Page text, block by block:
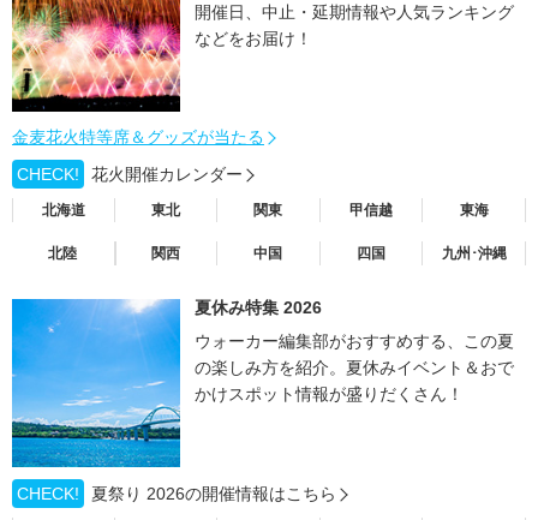
開催日、中止・延期情報や人気ランキング
などをお届け！
金麦花火特等席＆グッズが当たる
CHECK!
花火開催カレンダー
北海道 東北 関東 甲信越 東海
北陸 関西 中国 四国 九州･沖縄
夏休み特集 2026
ウォーカー編集部がおすすめする、この夏
の楽しみ方を紹介。夏休みイベント＆おで
かけスポット情報が盛りだくさん！
CHECK! 夏祭り 2026の開催情報はこちら